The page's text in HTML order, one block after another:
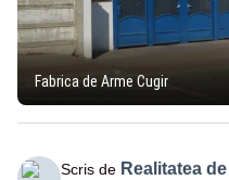
Fabrica de Arme Cugir
Scris de Realitatea